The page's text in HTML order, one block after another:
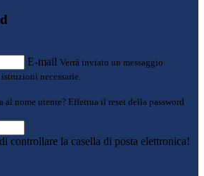
E-mail Verrà inviato un messaggio
necessarie.
al nome utente? Effettua il reset della password
controllare la casella di posta elettronica!